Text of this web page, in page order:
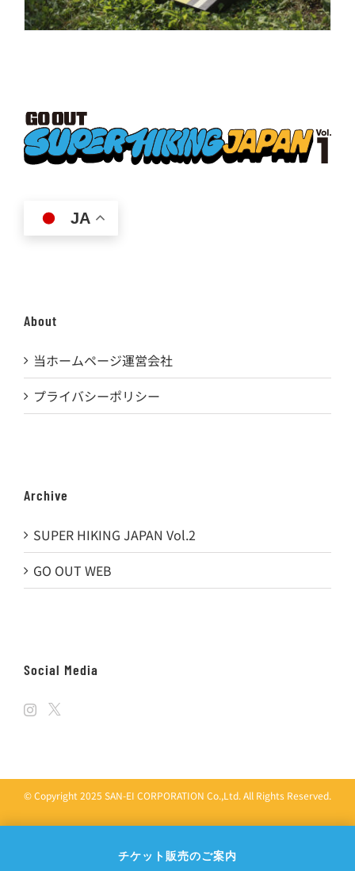
JA
About
当ホームページ運営会社
プライバシーポリシー
Archive
SUPER HIKING JAPAN Vol.2
GO OUT WEB
Social Media
© Copyright 2025 SAN-EI CORPORATION Co.,Ltd. All Rights Reserved.
チケット販売のご案内